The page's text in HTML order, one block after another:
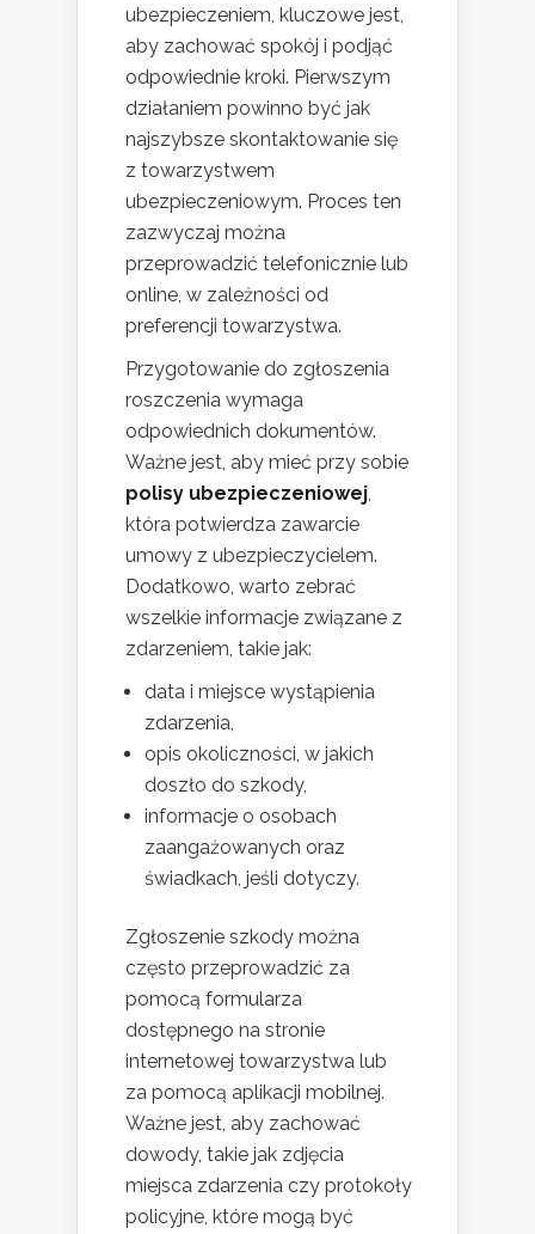
ubezpieczeniem, kluczowe jest,
aby zachować spokój i podjąć
odpowiednie kroki. Pierwszym
działaniem powinno być jak
najszybsze skontaktowanie się
z towarzystwem
ubezpieczeniowym. Proces ten
zazwyczaj można
przeprowadzić telefonicznie lub
online, w zależności od
preferencji towarzystwa.
Przygotowanie do zgłoszenia
roszczenia wymaga
odpowiednich dokumentów.
Ważne jest, aby mieć przy sobie
polisy ubezpieczeniowej
która potwierdza zawarcie
umowy z ubezpieczycielem.
Dodatkowo, warto zebrać
wszelkie informacje związane z
zdarzeniem, takie jak:
data i miejsce wystąpienia
zdarzenia,
opis okoliczności, w jakich
doszło do szkody,
informacje o osobach
zaangażowanych oraz
świadkach, jeśli dotyczy.
Zgłoszenie szkody można
często przeprowadzić za
pomocą formularza
dostępnego na stronie
internetowej towarzystwa lub
za pomocą aplikacji mobilnej.
Ważne jest, aby zachować
dowody, takie jak zdjęcia
miejsca zdarzenia czy protokoły
policyjne, które mogą być